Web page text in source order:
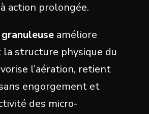
action prolongée.
améliore
structure physique du
l’aération, retient
engorgement et
des micro-